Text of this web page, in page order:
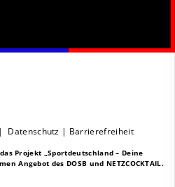
Datenschutz | Barrierefreiheit
Projekt „Sportdeutschland – Deine
Angebot des DOSB und NETZCOCKTAIL.